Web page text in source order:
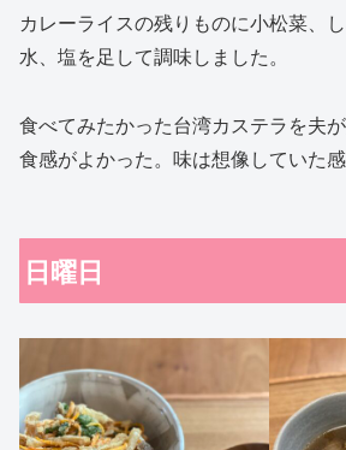
カレーライスの残りものに小松菜、し
水、塩を足して調味しました。
食べてみたかった台湾カステラを夫が
食感がよかった。味は想像していた感
日曜日